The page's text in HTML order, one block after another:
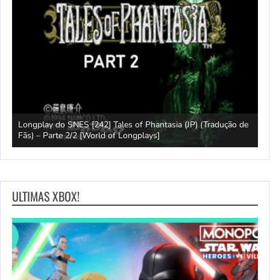
Longplay do SNES [242] Tales of Phantasia (JP) (Tradução de
Fãs) – Parte 2/2 [World of Longplays]
ULTIMAS XBOX!